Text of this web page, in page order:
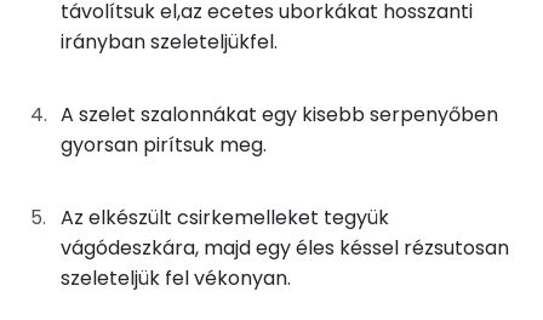
6g napraforgó olaj 53 kcal
5gtojássárgája
1gcukor
2 kcal
Kolin:
E vitamin:
Niacin - B3 vitamin:
C vitamin:
távolítsuk el,az ecetes uborkákat hosszanti
irányban szeleteljükfel.
A szelet szalonnákat egy kisebb serpenyőben
gyorsan pirítsuk meg.
Az elkészült csirkemelleket tegyük
vágódeszkára, majd egy éles késsel rézsutosan
szeleteljük fel vékonyan.